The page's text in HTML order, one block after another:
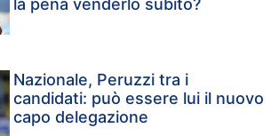
Nazionale, Peruzzi tra i
candidati: può essere lui il nuovo
capo delegazione